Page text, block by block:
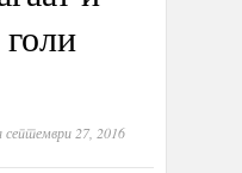
септември 27, 2016